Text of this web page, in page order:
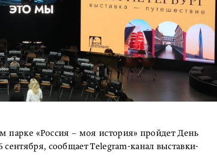
«Россия – моя история» пройдет День
сообщает Telegram-канал выставки-